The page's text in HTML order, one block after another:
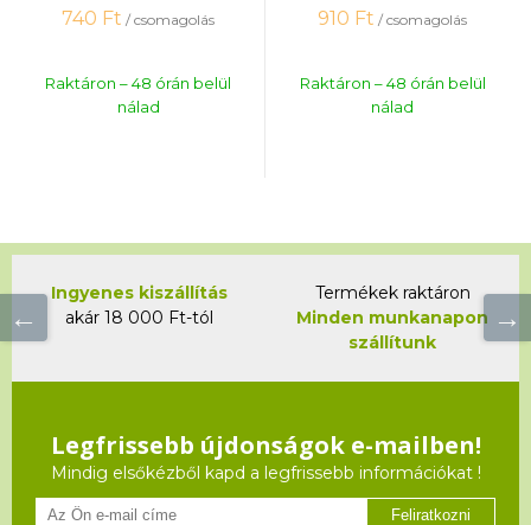
740 Ft / csomagolás
Raktáron – 48 órán belül
nálad
910 Ft / csomagolás
Raktáron – 48 órán belül
nálad
Ingyenes kiszállítás
akár 18 000 Ft-tól
Termékek raktáron
Minden munkanapon
szállítunk
Legfrissebb újdonságok e-mailben!
Mindig elsőkézből kapd a legfrissebb információkat !
Feliratkozni